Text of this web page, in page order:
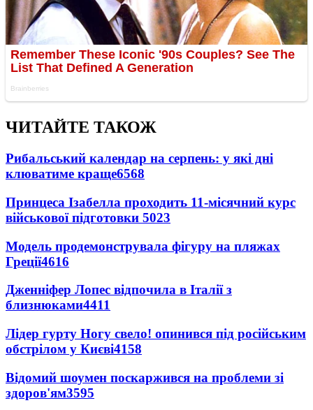
ЧИТАЙТЕ ТАКОЖ
Рибальський календар на серпень: у які дні
клюватиме краще6568
Принцеса Ізабелла проходить 11-місячний курс
військової підготовки 5023
Модель продемонструвала фігуру на пляжах
Греції4616
Дженніфер Лопес відпочила в Італії з
близнюками4411
Лідер гурту Ногу свело! опинився під російським
обстрілом у Києві4158
Відомий шоумен поскаржився на проблеми зі
здоров'ям3595